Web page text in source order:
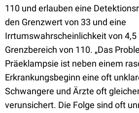
110 und erlauben eine
den Grenzwert von 33 und eine
Irrtumswahrscheinlichkeit von 4,5
Grenzbereich von 110. „Das
Präeklampsie ist neben einem
Erkrankungsbeginn eine oft
Schwangere und Ärzte oft
verunsichert. Die Folge sind oft